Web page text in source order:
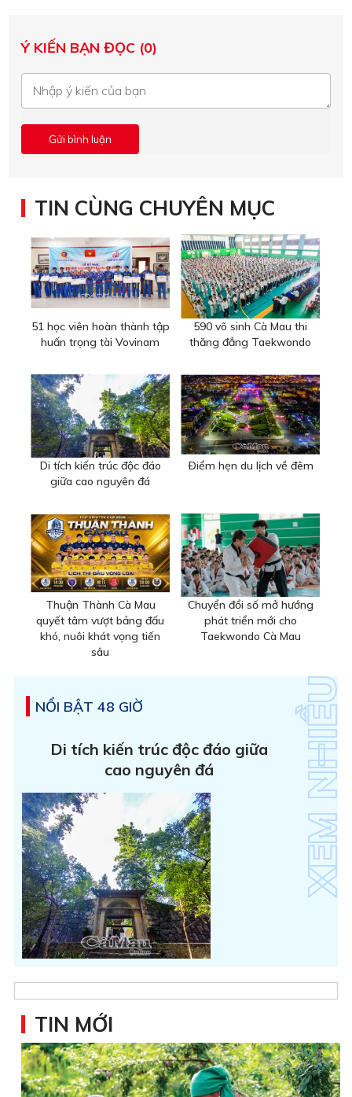
Ý KIẾN BẠN ĐỌC (0)
TIN CÙNG CHUYÊN MỤC
51 học viên hoàn thành tập
huấn trọng tài Vovinam
590 võ sinh Cà Mau thi
thăng đẳng Taekwondo
Di tích kiến trúc độc đáo
giữa cao nguyên đá
Ðiểm hẹn du lịch về đêm
Thuận Thành Cà Mau
quyết tâm vượt bảng đấu
khó, nuôi khát vọng tiến
sâu
Chuyển đổi số mở hướng
phát triển mới cho
Taekwondo Cà Mau
NỔI BẬT 48 GIỜ
Di tích kiến trúc độc đáo giữa
cao nguyên đá
TIN MỚI